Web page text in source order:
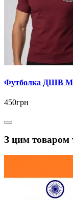
Футболка ДШВ
450грн
З цим